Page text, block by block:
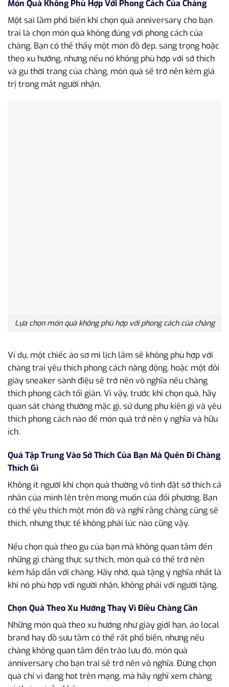
Món Quà Không Phù Hợp Với Phong Cách Của Chàng
Một sai lầm phổ biến khi chọn quà anniversary cho bạn
trai là chọn món quà không đúng với phong cách của
chàng. Bạn có thể thấy một món đồ đẹp, sang trọng hoặc
theo xu hướng, nhưng nếu nó không phù hợp với sở thích
và gu thời trang của chàng, món quà sẽ trở nên kém giá
trị trong mắt người nhận.
Lựa chọn món quà không phù hợp với phong cách của chàng
Ví dụ, một chiếc áo sơ mi lịch lãm sẽ không phù hợp với
chàng trai yêu thích phong cách năng động, hoặc một đôi
giày sneaker sành điệu sẽ trở nên vô nghĩa nếu chàng
thích phong cách tối giản. Vì vậy, trước khi chọn quà, hãy
quan sát chàng thường mặc gì, sử dụng phụ kiện gì và yêu
thích phong cách nào để món quà trở nên ý nghĩa và hữu
ích.
Quá Tập Trung Vào Sở Thích Của Bạn Mà Quên Đi Chàng
Thích Gì
Không ít người khi chọn quà thường vô tình đặt sở thích cá
nhân của mình lên trên mong muốn của đối phương. Bạn
có thể yêu thích một món đồ và nghĩ rằng chàng cũng sẽ
thích, nhưng thực tế không phải lúc nào cũng vậy.
Nếu chọn quà theo gu của bạn mà không quan tâm đến
những gì chàng thực sự thích, món quà có thể trở nên
kém hấp dẫn với chàng. Hãy nhớ, quà tặng ý nghĩa nhất là
khi nó phù hợp với người nhận, không phải với người tặng.
Chọn Quà Theo Xu Hướng Thay Vì Điều Chàng Cần
Những món quà theo xu hướng như giày giới hạn, áo local
brand hay đồ sưu tầm có thể rất phổ biến, nhưng nếu
chàng không quan tâm đến trào lưu đó, món quà
anniversary cho bạn trai sẽ trở nên vô nghĩa. Đừng chọn
quà chỉ vì đang hot trên mạng, mà hãy nghĩ xem chàng